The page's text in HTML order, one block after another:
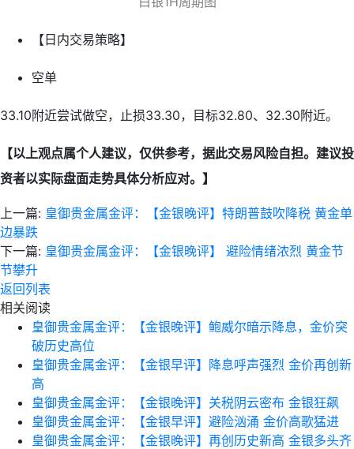
【日内交易策略】
空单
33.10附近尝试做空，止损33.30，目标32.80、32.30附近。
【以上观点属个人建议，仅供参考，据此交易风险自担。建议投
资者以实际盘面走势具体分析应对。】
上一篇: 皇御贵金属金评：【金银晚评】特朗普鼓吹降税 黄金单
边暴跌
下一篇: 皇御贵金属金评：【金银晚评】 避险情绪浓烈 黄金节
节攀升
返回列表
相关阅读
皇御贵金属金评：【金银晚评】鲍威尔暗示降息，金价突
破历史高位
皇御贵金属金评：【金银早评】降息呼声强烈 金价再创新
高
皇御贵金属金评：【金银晚评】关税阴云密布 金银狂飙
皇御贵金属金评：【金银早评】避险汹涌 金价高歌猛进
皇御贵金属金评：【金银晚评】再创历史新高 金银多头齐